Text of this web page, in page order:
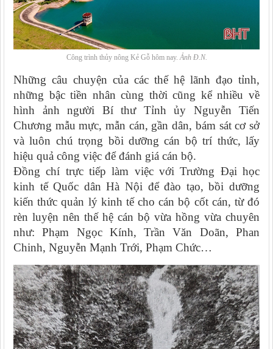
Công trình thủy nông Kẻ Gỗ hôm nay.Ảnh Đ.N.
Những câu chuyện của các thế hệ lãnh đạo tỉnh,
những bậc tiền nhân cùng thời cũng kể nhiều về
hình ảnh người Bí thư Tỉnh ủy Nguyễn Tiến
Chương mẫu mực, mẫn cán, gần dân, bám sát cơ sở
và luôn chú trọng bồi dưỡng cán bộ trí thức, lấy
hiệu quả công việc để đánh giá cán bộ.
Đồng chí trực tiếp làm việc với Trường Đại học
kinh tế Quốc dân Hà Nội để đào tạo, bồi dưỡng
kiến thức quản lý kinh tế cho cán bộ cốt cán, từ đó
rèn luyện nên thế hệ cán bộ vừa hồng vừa chuyên
như: Phạm Ngọc Kính, Trần Văn Doãn, Phan
Chinh, Nguyễn Mạnh Trới, Phạm Chức…